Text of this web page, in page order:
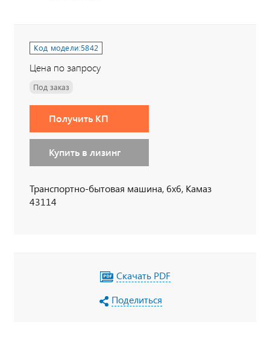
Код модели:5842
Цена по запросу
Под заказ
Получить КП
Купить в лизинг
Транспортно-бытовая машина, 6х6, Камаз
43114
Скачать PDF
Поделиться